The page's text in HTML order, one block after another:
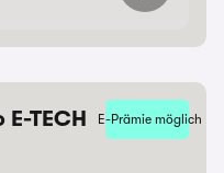
TECH E-Prämie möglich